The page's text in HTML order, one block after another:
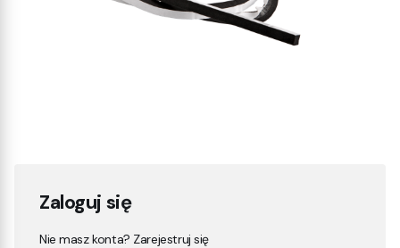
Zaloguj się
Nie masz konta? Zarejestruj się